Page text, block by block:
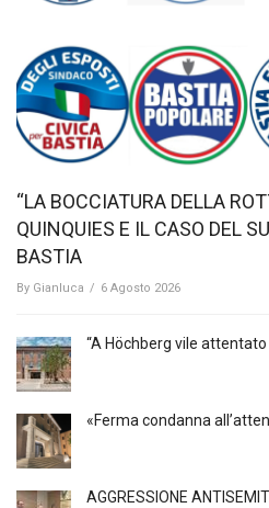
“LA BOCCIATURA DELLA
QUINQUIES E IL CASO DEL
BASTIA
By Gianluca / 6 Agosto 2026
“A Höchberg vile
«Ferma condanna
AGGRESSIONE